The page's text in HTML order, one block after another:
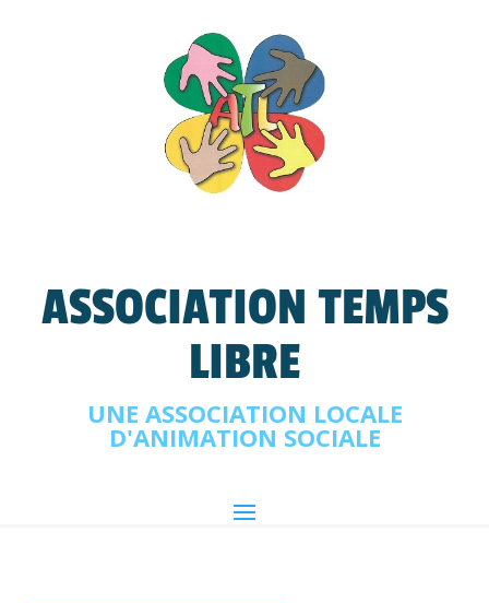
ASSOCIATION TEMPS
LIBRE
UNE ASSOCIATION LOCALE
D'ANIMATION SOCIALE